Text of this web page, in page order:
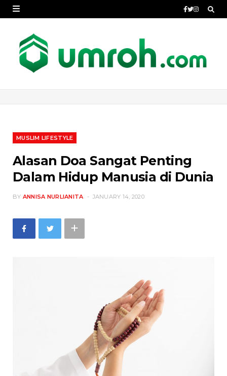
MUSLIM LIFESTYLE
Alasan Doa Sangat Penting
Dalam Hidup Manusia di Dunia
BY ANNISA NURLIANITA JANUARY 14, 2020